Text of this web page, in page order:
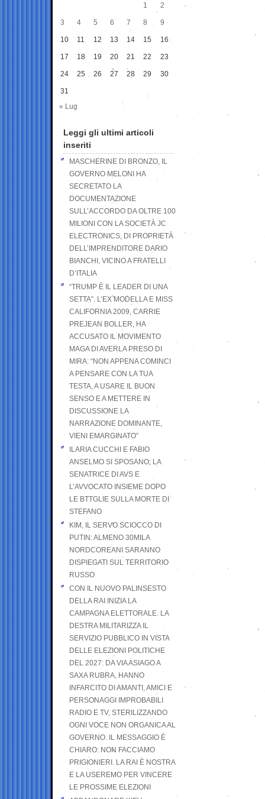
1
2
3 4 5 6 7 8 9
10 11 12 13 14 15 16
17 18 19 20 21 22 23
24 25 26 27 28 29 30
31
« Lug
Leggi gli ultimi articoli
inseriti
MASCHERINE DI BRONZO, IL
GOVERNO MELONI HA
SECRETATO LA
DOCUMENTAZIONE
SULL’ACCORDO DA OLTRE 100
MILIONI CON LA SOCIETÀ JC
ELECTRONICS, DI PROPRIETÀ
DELL’IMPRENDITORE DARIO
BIANCHI, VICINO A FRATELLI
D’ITALIA
“TRUMP È IL LEADER DI UNA
SETTA”. L’EX MODELLA E MISS
CALIFORNIA 2009, CARRIE
PREJEAN BOLLER, HA
ACCUSATO IL MOVIMENTO
MAGA DI AVERLA PRESO DI
MIRA: “NON APPENA COMINCI
A PENSARE CON LA TUA
TESTA, A USARE IL BUON
SENSO E A METTERE IN
DISCUSSIONE LA
NARRAZIONE DOMINANTE,
VIENI EMARGINATO”
ILARIA CUCCHI E FABIO
ANSELMO SI SPOSANO; LA
SENATRICE DI AVS E
L’AVVOCATO INSIEME DOPO
LE BTTGLIE SULLA MORTE DI
STEFANO
KIM, IL SERVO SCIOCCO DI
PUTIN: ALMENO 30MILA
NORDCOREANI SARANNO
DISPIEGATI SUL TERRITORIO
RUSSO
CON IL NUOVO PALINSESTO
DELLA RAI INIZIA LA
CAMPAGNA ELETTORALE. LA
DESTRA MILITARIZZA IL
SERVIZIO PUBBLICO IN VISTA
DELLE ELEZIONI POLITICHE
DEL 2027: DA VIA ASIAGO A
SAXA RUBRA, HANNO
INFARCITO DI AMANTI, AMICI E
PERSONAGGI IMPROBABILI
RADIO E TV, STERILIZZANDO
OGNI VOCE NON ORGANICA AL
GOVERNO. IL MESSAGGIO È
CHIARO: NON FACCIAMO
PRIGIONIERI. LA RAI È NOSTRA
E LA USEREMO PER VINCERE
LE PROSSIME ELEZIONI